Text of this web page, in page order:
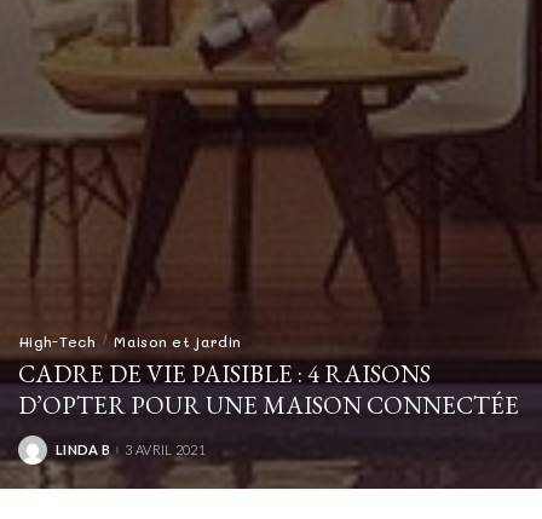
High-Tech Maison et jardin
CADRE DE VIE PAISIBLE : 4 RAISONS
D’OPTER POUR UNE MAISON CONNECTÉE
POSTED
BY
LINDA B 3 AVRIL 2021